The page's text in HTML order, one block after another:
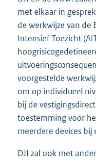
met elkaar in
de werkwijze van de
Intensief Toezicht
voorgestelde
om op individueel
bij de
toestemming voor
meerdere devices
DJI zal ook met